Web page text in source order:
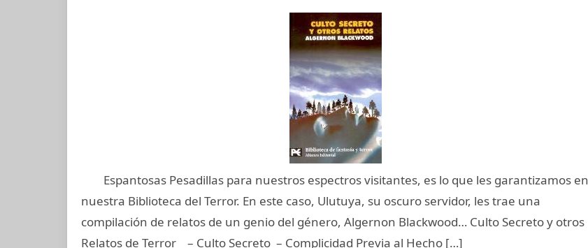
Espantosas Pesadillas para nuestros espectros visitantes, es lo que les garantizamos en
nuestra Biblioteca del Terror. En este caso, Ulutuya, su oscuro servidor, les trae una
compilación de relatos de un genio del género, Algernon Blackwood… Culto Secreto y otros
Relatos de Terror – Culto Secreto – Complicidad Previa al Hecho […]